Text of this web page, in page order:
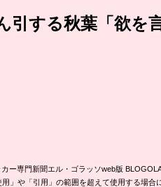
引する秋葉「欲を
カー専門新聞エル・ゴラッソweb版
」や「引用」の範囲を超えて使用する場